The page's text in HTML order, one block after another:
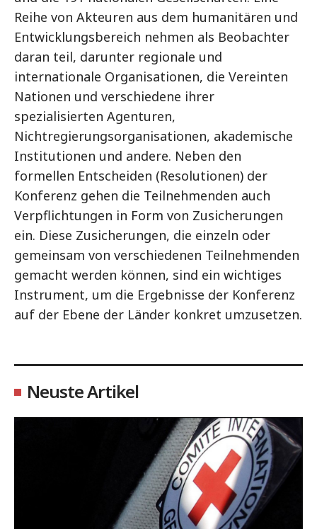
Reihe von Akteuren aus dem humanitären und
Entwicklungsbereich nehmen als Beobachter
daran teil, darunter regionale und
internationale Organisationen, die Vereinten
Nationen und verschiedene ihrer
spezialisierten Agenturen,
Nichtregierungsorganisationen, akademische
Institutionen und andere. Neben den
formellen Entscheiden (Resolutionen) der
Konferenz gehen die Teilnehmenden auch
Verpflichtungen in Form von Zusicherungen
ein. Diese Zusicherungen, die einzeln oder
gemeinsam von verschiedenen Teilnehmenden
gemacht werden können, sind ein wichtiges
Instrument, um die Ergebnisse der Konferenz
auf der Ebene der Länder konkret umzusetzen.
Neuste Artikel